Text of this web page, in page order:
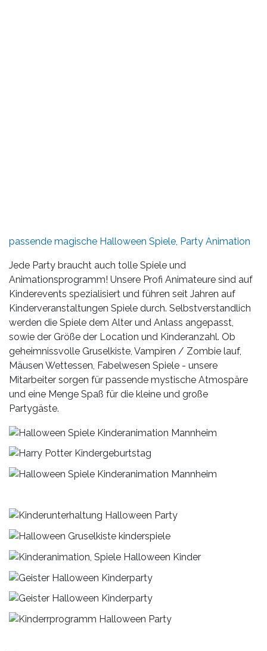
passende magische Halloween Spiele, Party Animation
Jede Party braucht auch tolle Spiele und
Animationsprogramm! Unsere Profi Animateure sind auf
Kinderevents spezialisiert und führen seit Jahren auf
Kinderveranstaltungen Spiele durch. Selbstverstandlich
werden die Spiele dem Alter und Anlass angepasst,
sowie der Größe der Location und Kinderanzahl. Ob
geheimnissvolle Gruselkiste, Vampiren / Zombie lauf,
Mäusen Wettessen, Fabelwesen Spiele - unsere
Mitarbeiter sorgen für passende mystische Atmospäre
und eine Menge Spaß für die kleine und große
Partygäste.